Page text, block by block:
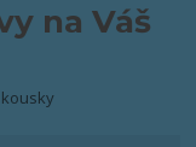
na Váš